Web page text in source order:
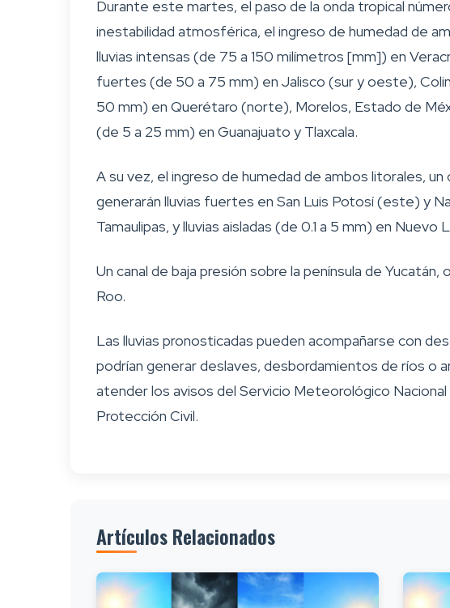
Durante este martes, el paso de la onda tropical
inestabilidad atmosférica, el ingreso de humedad de
lluvias intensas (de 75 a 150 milímetros [mm]) en
fuertes (de 50 a 75 mm) en Jalisco (sur y oeste),
50 mm) en Querétaro (norte), Morelos, Estado de
(de 5 a 25 mm) en Guanajuato y Tlaxcala.
A su vez, el ingreso de humedad de ambos litorales,
generarán lluvias fuertes en San Luis Potosí (este) y
Tamaulipas, y lluvias aisladas (de 0.1 a 5 mm) en
Un canal de baja presión sobre la península de
Roo.
Las lluvias pronosticadas pueden acompañarse con
podrían generar deslaves, desbordamientos de ríos o
atender los avisos del Servicio Meteorológico
Protección Civil.
Artículos Relacionados